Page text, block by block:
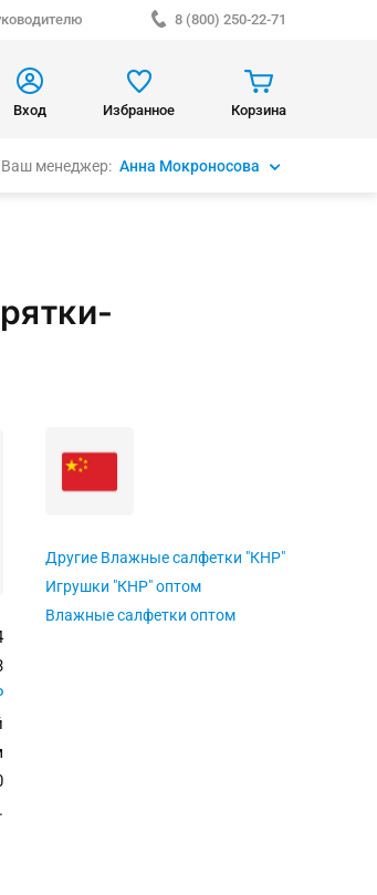
8 (800) 250-22-71
Вход Избранное Корзина
Ваш менеджер: Анна Мокроносова
Другие Влажные салфетки "КНР"
Игрушки "КНР" оптом
Влажные салфетки оптом